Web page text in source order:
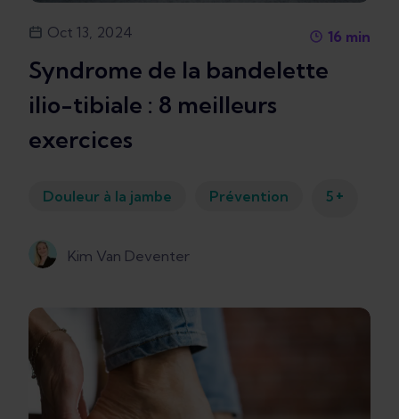
Oct 13, 2024 16 min
Syndrome de la bandelette
ilio-tibiale : 8 meilleurs
exercices
Douleur à la jambe Prévention 5 +
Kim Van Deventer